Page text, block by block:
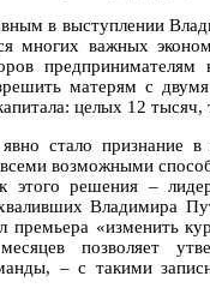
в выступлении
многих важных
матерям с
целых 12
стало признание в
возможными
этого решения –
Владимира
премьера «изменить
позволяет
– с такими